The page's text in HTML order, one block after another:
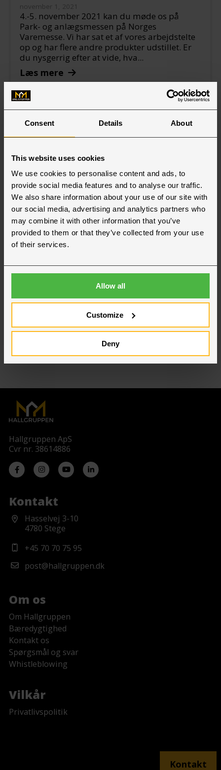
Consent Details About
This website uses cookies
We use cookies to personalise content and ads, to
provide social media features and to analyse our traffic.
We also share information about your use of our site with
our social media, advertising and analytics partners who
may combine it with other information that you’ve
provided to them or that they’ve collected from your use
of their services.
Allow all
Customize
Deny
november 1, 2021
4.-5. november 2021 kan du møde os på
Park- og anlægsmessen på Norges
Varemesse. Vi har sat et af vores arbejdstelte
op og har flere andre produkter udstillet. Er
du nysgerrig efter at vide, hva...
Læs mere
Bygg Reis Deg – Norges
20.-21. oktober 2021 finder du os på Bygg
Reis Deg på Norges Varemesse. Vi har sat en
af ​vores haller op med forskellige
beklædninger, og vi har flere andre produkter
udstillet. Er du nysgerrig...
Hallgruppen ApS
Cvr nr. 38614886
Kontakt
Hasselvej 3-10
4780 Stege
+45 70 70 75 95
post@hallgruppen.dk
Om os
Om Hallgruppen
Bæredygtighed
Kontakt os
Spørgsmål og svar
Whistleblowing
Vilkår
Privatlivspolitik
Kontakt